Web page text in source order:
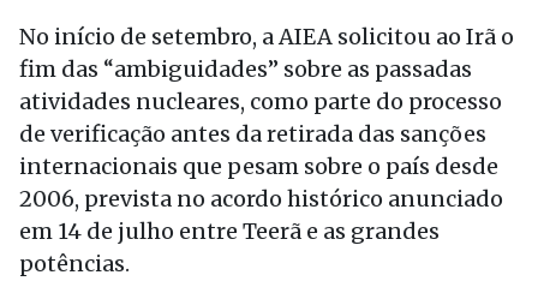
No início de setembro, a AIEA solicitou ao Irã o
fim das “ambiguidades” sobre as passadas
atividades nucleares, como parte do processo
de verificação antes da retirada das sanções
internacionais que pesam sobre o país desde
2006, prevista no acordo histórico anunciado
em 14 de julho entre Teerã e as grandes
potências.